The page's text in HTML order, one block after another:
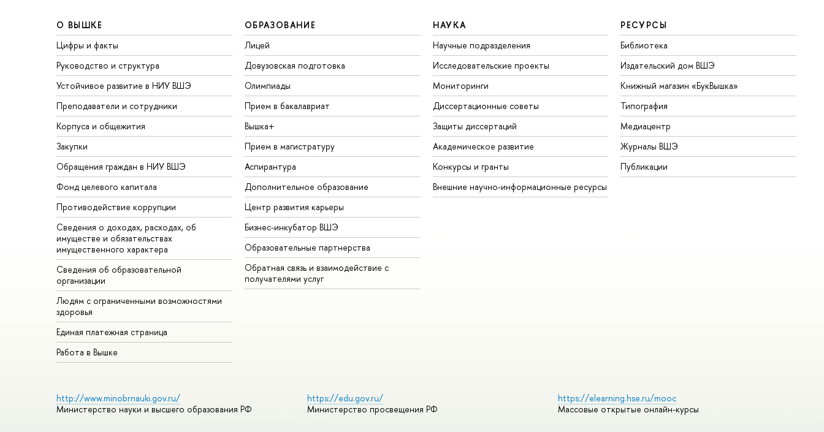
О ВЫШКЕ
Цифры и факты
Руководство и структура
Устойчивое развитие в НИУ ВШЭ
Преподаватели и сотрудники
Корпуса и общежития
Закупки
Обращения граждан в НИУ ВШЭ
Фонд целевого капитала
Противодействие коррупции
Сведения о доходах, расходах, об
имуществе и обязательствах
имущественного характера
Сведения об образовательной
организации
Людям с ограниченными возможностями
здоровья
Единая платежная страница
Работа в Вышке
ОБРАЗОВАНИЕ
Лицей
Довузовская подготовка
Олимпиады
Прием в бакалавриат
Вышка+
Прием в магистратуру
Аспирантура
Дополнительное образование
Центр развития карьеры
Бизнес-инкубатор ВШЭ
Образовательные партнерства
Обратная связь и взаимодействие с
получателями услуг
НАУКА
Научные подразделения
Исследовательские проекты
Мониторинги
Диссертационные советы
Защиты диссертаций
Академическое развитие
Конкурсы и гранты
Внешние научно-информационные ресурсы
РЕСУРСЫ
Библиотека
Издательский дом ВШЭ
Книжный магазин «БукВышка»
Типография
Медиацентр
Журналы ВШЭ
Публикации
http://www.minobrnauki.gov.ru/
Министерство науки и высшего образования РФ
https://edu.gov.ru/
Министерство просвещения РФ
https://elearning.hse.ru/mooc
Массовые открытые онлайн-курсы